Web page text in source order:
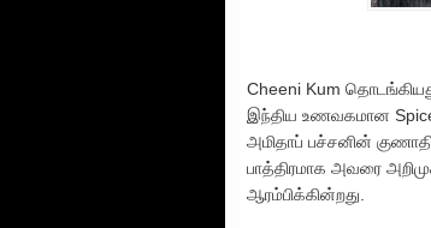
Cheeni Kum
இந்திய உணவகமான
அமிதாப் பச்சனின்
பாத்திரமாக அவரை
ஆரம்பிக்கின்றது.